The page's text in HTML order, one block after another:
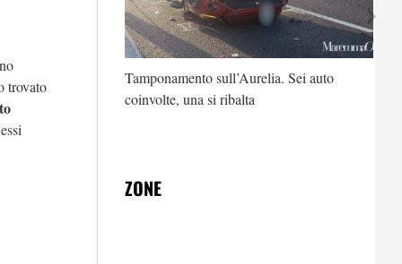
trovatoCorghi
Tamponamento sull’Aurelia. Sei auto
coinvolte, una si ribalta
ZONE